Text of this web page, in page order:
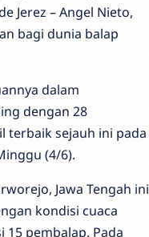
Jerez – Angel Nieto,
bagi dunia balap
dalam
dengan 28
terbaik sejauh ini pada
(4/6).
Jawa Tengah ini
kondisi cuaca
pembalap. Pada